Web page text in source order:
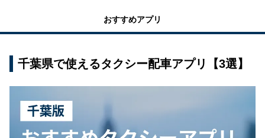
おすすめアプリ
千葉県で使えるタクシー配車アプリ【3選】